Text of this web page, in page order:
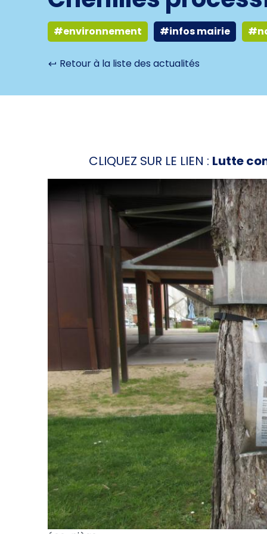
#environnement #infos mairie
Retour à la liste des actualités
CLIQUEZ SUR LE LIEN : Lutte